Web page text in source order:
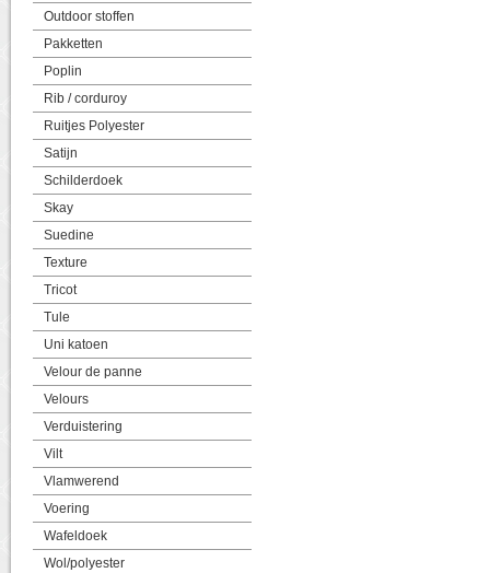
Outdoor stoffen
Pakketten
Poplin
Rib / corduroy
Ruitjes Polyester
Satijn
Schilderdoek
Skay
Suedine
Texture
Tricot
Tule
Uni katoen
Velour de panne
Velours
Verduistering
Vilt
Vlamwerend
Voering
Wafeldoek
Wol/polyester